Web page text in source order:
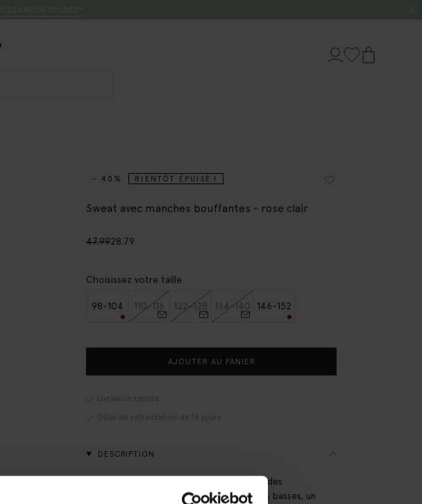
- 40% BIENTÔT ÉPUISÉ !
Sweat avec manches bouffantes - rose clair
47.9928.79
Choisissez votre taille
98-104 110-116 122-128 134-140 146-152
AJOUTER AU PANIER
Livraison rapide
Délai de rétractation de 14 jours
DESCRIPTION
Sweat rose clair de Sissy-Boy. Le sweat a des
manches longues bouffantes avec épaules basses, un